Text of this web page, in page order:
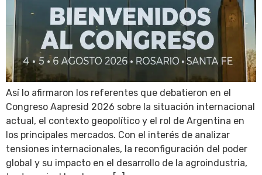
Así lo afirmaron los referentes que debatieron en el
Congreso Aapresid 2026 sobre la situación internacional
actual, el contexto geopolítico y el rol de Argentina en
los principales mercados. Con el interés de analizar
tensiones internacionales, la reconfiguración del poder
global y su impacto en el desarrollo de la agroindustria,